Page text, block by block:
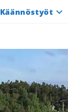
Käännöstyöt